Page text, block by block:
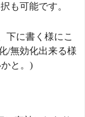
も可能です。
下に書く様にこ
/無効化出来る様
と。)